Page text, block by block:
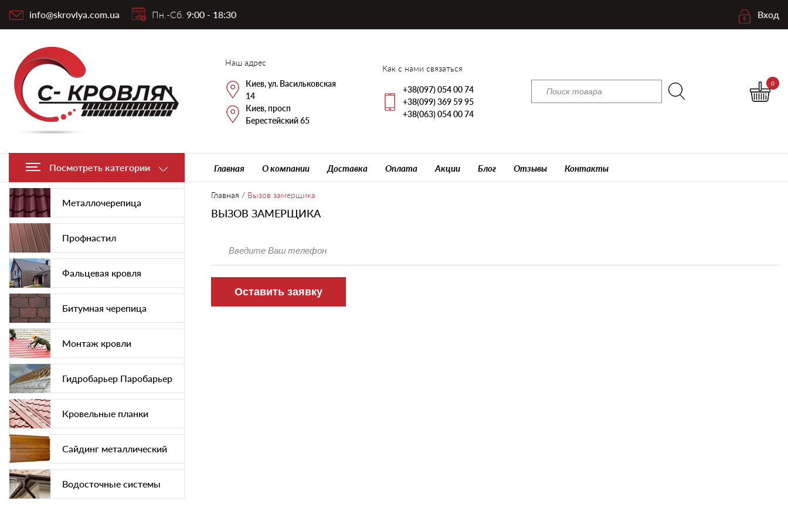
info@skrovlya.com.ua Пн.-Сб. 9:00 - 18:30 Вход
Наш адрес
Киев, ул. Васильковская
14
Киев, просп
Берестейский 65
Как с нами связаться
+38(097) 054 00 74
+38(099) 369 59 95
+38(063) 054 00 74
0
Посмотреть категории Главная О компании Доставка Оплата Акции Блог Отзывы Контакты
Металлочерепица
Профнастил
Фальцевая кровля
Битумная черепица
Монтаж кровли
Гидробарьер Паробарьер
Кровельные планки
Сайдинг металлический
Водосточные системы
Главная / Вызов замерщика
ВЫЗОВ ЗАМЕРЩИКА